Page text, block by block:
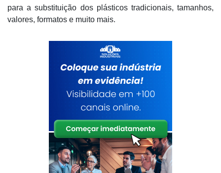
para a substituição dos plásticos tradicionais, tamanhos,
valores, formatos e muito mais.